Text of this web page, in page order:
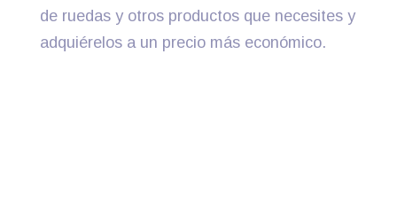
de ruedas y otros productos que necesites y
adquiérelos a un precio más económico.